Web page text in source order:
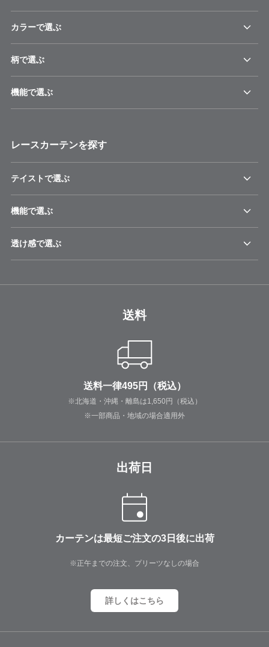
カラーで選ぶ
柄で選ぶ
機能で選ぶ
レースカーテンを探す
テイストで選ぶ
機能で選ぶ
透け感で選ぶ
送料
送料一律495円（税込）
※北海道・沖縄・離島は1,650円（税込）
※一部商品・地域の場合適用外
出荷日
カーテンは最短ご注文の3日後に出荷
※正午までの注文、プリーツなしの場合
詳しくはこちら